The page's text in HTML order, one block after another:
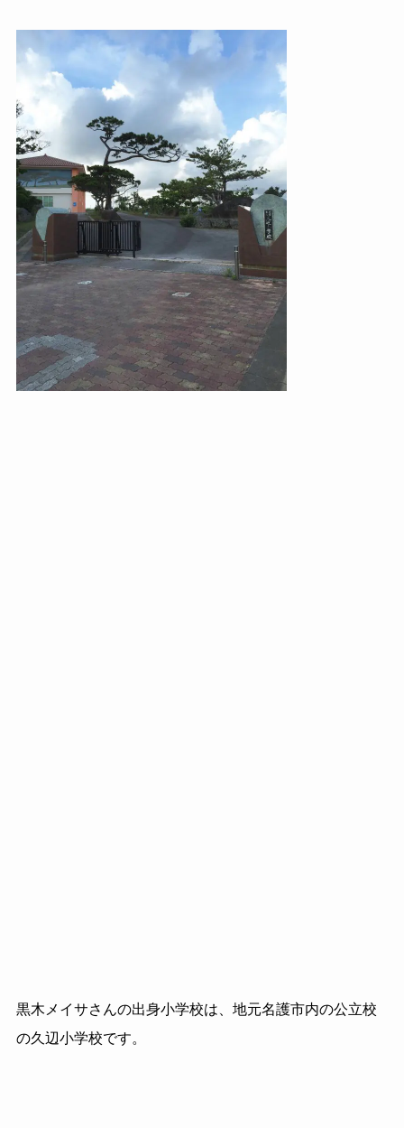
黒木メイサさんの出身小学校は、地元名護市内の公立校
の久辺小学校です。